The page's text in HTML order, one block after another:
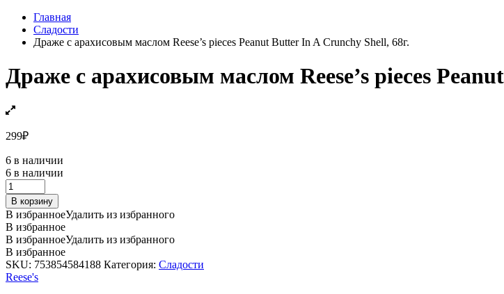
Главная
Сладости
Драже с арахисовым маслом Reese’s pieces Peanut Butter In A Crunchy Shell, 68г.
Драже с арахисовым маслом Reese’s pieces
299₽
6 в наличии
6 в наличии
Драже
с
арахисовым
маслом
Reese's
pieces
Peanut
Butter
In
В корзину
В избранноеУдалить из избранного
В избранное
В избранноеУдалить из избранного
В избранное
SKU: 753854584188 Категория: Сладости
Reese's